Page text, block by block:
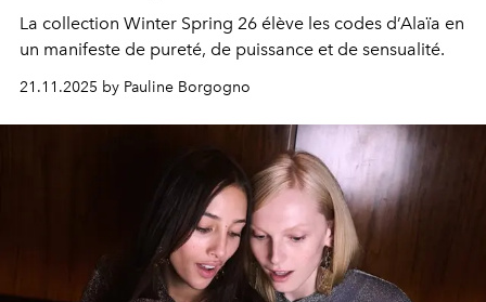
La collection Winter Spring 26 élève les codes d’Alaïa en
un manifeste de pureté, de puissance et de sensualité.
21.11.2025 by Pauline Borgogno